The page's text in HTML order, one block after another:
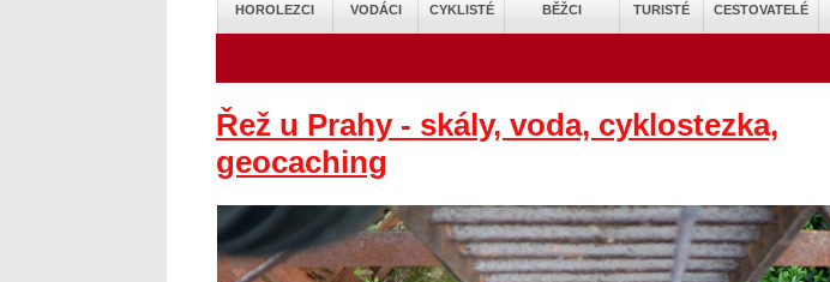
HOROLEZCI VODÁCI CYKLISTÉ BĚŽCI TURISTÉ CESTOVATELÉ
Řež u Prahy - skály, voda, cyklostezka,
geocaching